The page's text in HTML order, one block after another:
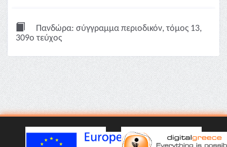
Πανδώρα: σύγγραμμα περιοδικόν, τόμος 13,
309ο τεύχος